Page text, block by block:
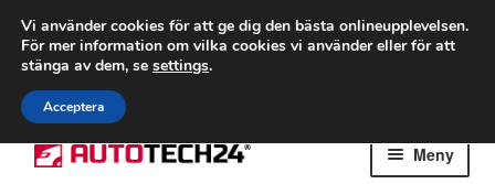
FRAKT från 75 kr
Världsomspännande frakt
Ring 766 924 713
Hoppa
till
Hoppa
till
Meny
Vi använder cookies för att ge dig den bästa onlineupplevelsen.
För mer information om vilka cookies vi använder eller för att
stänga av dem, se settings.
Acceptera